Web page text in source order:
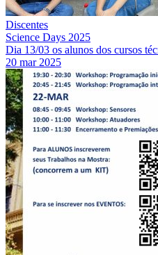
Discentes
Science Days 2025
Dia 13/03 os alunos dos cursos
20 mar 2025